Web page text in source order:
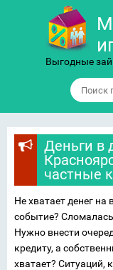
Выгодные
Деньги в
частные
Не хватает денег на
событие?
Нужно внести
кредиту, а
хватает? Ситуаций,